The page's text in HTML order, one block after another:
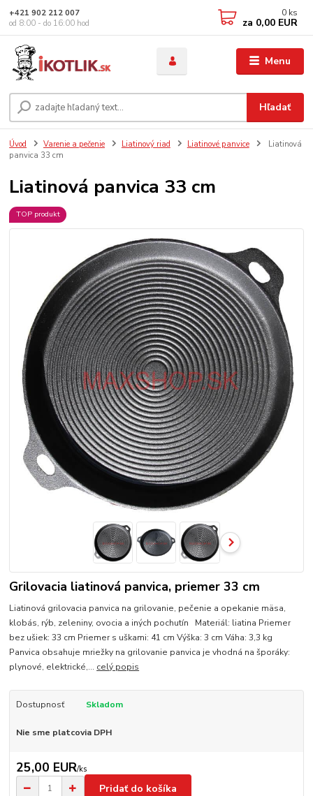
Menu
Hľadať
+421 902 212 007
od 8:00 - do 16:00 hod
0 ks
za 0,00 EUR
Úvod Varenie a pečenie Liatinový riad Liatinové panvice
Liatinová
panvica 33 cm
Liatinová panvica 33 cm
TOP produkt
Grilovacia liatinová panvica, priemer 33 cm
Liatinová grilovacia panvica na grilovanie, pečenie a opekanie mäsa,
klobás, rýb, zeleniny, ovocia a iných pochutín Materiál: liatina Priemer
bez ušiek: 33 cm Priemer s uškami: 41 cm Výška: 3 cm Váha: 3,3 kg
Panvica obsahuje mriežky na grilovanie panvica je vhodná na šporáky:
plynové, elektrické,... celý popis
Dostupnosť Skladom
Nie sme platcovia DPH
25,00 EUR/ks
Pridať do košíka